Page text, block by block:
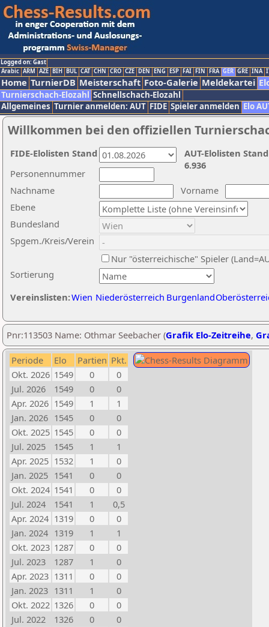
Logged on: Gast
Arabic ARM AZE BIH BUL CAT CHN CRO CZE DEN ENG ESP FAI FIN FRA GER GRE INA
Home TurnierDB Meisterschaft Foto-Galerie Meldekartei
Turnierschach-Elozahl Schnellschach-Elozahl
Allgemeines Turnier anmelden: AUT FIDE Spieler anmelden Elo
Willkommen bei den offiziellen
Nachname
Vorname
Ebene
Sortierung
Personennummer
Bundesland
Spgem./Kreis/Verein
Nur "österreichische" Spieler
Vereinslisten:Wien Niederösterreich Burgenland
AUT-Elolisten
6.936
FIDE-Elolisten Stand
Pnr:113503 Name: Othmar Seebacher (Grafik Elo-Zeitreihe,
Periode Elo Partien Pkt.
Okt. 2026 1549 0
0
Jul. 2026
1549 0
0
Apr. 2026 1549 1
1
Jan. 2026 1545 0
0
Okt. 2025 1545 0
0
Jul. 2025
1545 1
1
Apr. 2025 1532 1
0
Jan. 2025 1541 0
0
Okt. 2024 1541 0
0
Jul. 2024
1541 1
0,5
Apr. 2024 1319 0
0
Jan. 2024 1319 1
1
Okt. 2023 1287 0
0
Jul. 2023
1287 1
0
Apr. 2023 1311 0
0
Jan. 2023 1311 1
0
Okt. 2022 1326 0
0
Jul. 2022
1326 0
0